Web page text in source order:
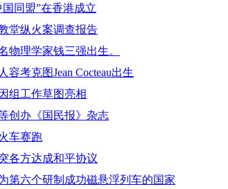
国同盟”在香港成立
堂纵火案调查报告
物理学家钱三强出生。
容考克图Jean Cocteau出生
组工作草图亮相
创办《国民报》杂志
车赛跑
各方达成和平协议
第六个研制成功磁悬浮列车的国家